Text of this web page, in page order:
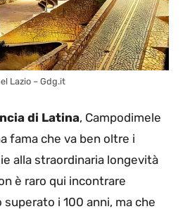
Lazio – Gdg.it
di Latina, Campodimele
fama che va ben oltre i
alla straordinaria longevità
è raro qui incontrare
i 100 anni, ma che